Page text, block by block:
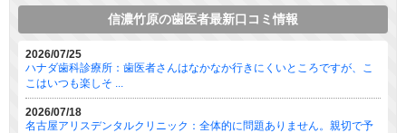
信濃竹原の歯医者最新口コミ情報
2026/07/25
ハナダ歯科診療所：歯医者さんはなかなか行きにくいところですが、こ
こはいつも楽しそ ...
2026/07/18
名古屋アリスデンタルクリニック：全体的に問題ありません。親切で予